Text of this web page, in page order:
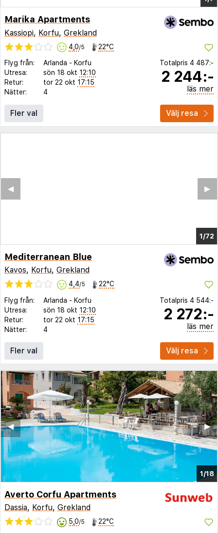
Marika Apartments
Kassiopi, Korfu, Grekland
4,0/5 22°C
Flyg från: Arlanda - Korfu
Utresa:
sön 18 okt 12:10
Retur:
tor 22 okt 17:15
Nätter:
4
Totalpris 4 487:-
2 244:-
läs mer
Fler val Välj resa
1/68
▶︎
◀︎
Mediterranean Blue
Kavos, Korfu, Grekland
4,4/5 22°C
Flyg från: Arlanda - Korfu
Utresa:
sön 18 okt 12:10
Retur:
tor 22 okt 17:15
Nätter:
4
Totalpris 4 544:-
2 272:-
läs mer
Fler val Välj resa
1/18
▶︎
◀︎
Averto Corfu Apartments
Dassia, Korfu, Grekland
5,0/5 22°C